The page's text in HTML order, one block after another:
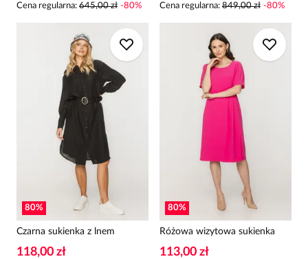
Cena regularna: 645,00 zł -80%
Cena regularna: 849,00 zł -80%
80%
Czarna sukienka z lnem
118,00 zł
80%
Różowa wizytowa sukienka
113,00 zł